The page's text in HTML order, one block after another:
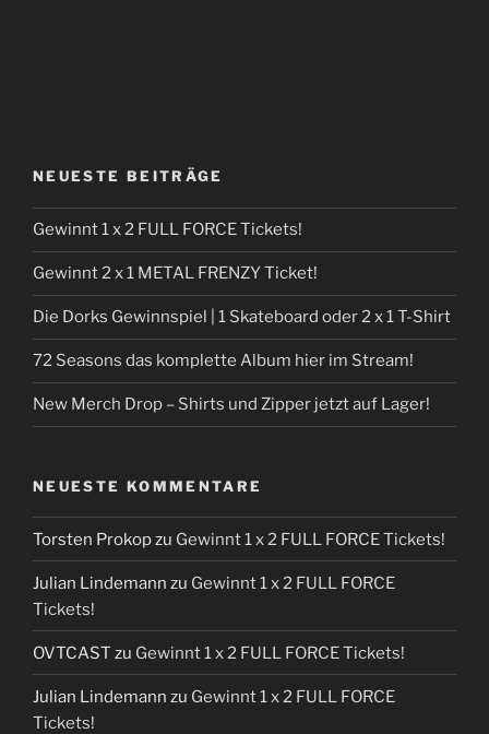
NEUESTE BEITRÄGE
Gewinnt 1 x 2 FULL FORCE Tickets!
Gewinnt 2 x 1 METAL FRENZY Ticket!
Die Dorks Gewinnspiel | 1 Skateboard oder 2 x 1 T-Shirt
72 Seasons das komplette Album hier im Stream!
New Merch Drop – Shirts und Zipper jetzt auf Lager!
NEUESTE KOMMENTARE
Torsten Prokopzu Gewinnt 1 x 2 FULL FORCE Tickets!
Julian Lindemann zu Gewinnt 1 x 2 FULL FORCE
Tickets!
OVTCAST zu Gewinnt 1 x 2 FULL FORCE Tickets!
Julian Lindemann zu Gewinnt 1 x 2 FULL FORCE
Tickets!